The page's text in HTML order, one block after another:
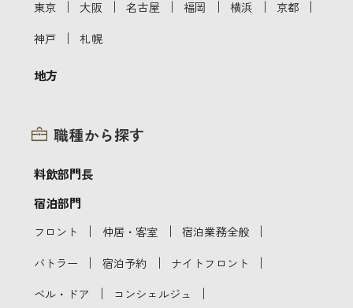
東京 ｜ 大阪 ｜ 名古屋 ｜ 福岡 ｜ 横浜 ｜ 京都 ｜
神戸 ｜ 札幌
地方
職種から探す
料飲部門長
宿泊部門
フロント ｜ 仲居・客室 ｜ 宿泊業務全般 ｜
バトラー ｜ 宿泊予約 ｜ ナイトフロント ｜
ベル・ドア ｜ コンシェルジュ ｜